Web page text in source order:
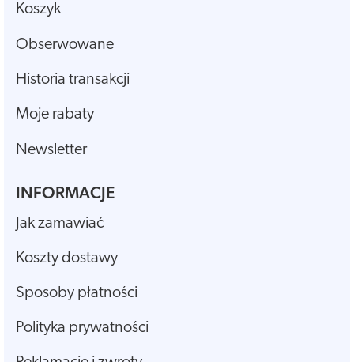
Koszyk
Obserwowane
Historia transakcji
Moje rabaty
Newsletter
INFORMACJE
Jak zamawiać
Koszty dostawy
Sposoby płatności
Polityka prywatności